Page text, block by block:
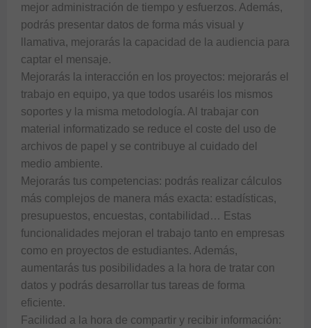
mejor administración de tiempo y esfuerzos. Además,
podrás presentar datos de forma más visual y
llamativa, mejorarás la capacidad de la audiencia para
captar el mensaje.
Mejorarás la interacción en los proyectos: mejorarás el
trabajo en equipo, ya que todos usaréis los mismos
soportes y la misma metodología. Al trabajar con
material informatizado se reduce el coste del uso de
archivos de papel y se contribuye al cuidado del
medio ambiente.
Mejorarás tus competencias: podrás realizar cálculos
más complejos de manera más exacta: estadísticas,
presupuestos, encuestas, contabilidad… Estas
funcionalidades mejoran el trabajo tanto en empresas
como en proyectos de estudiantes. Además,
aumentarás tus posibilidades a la hora de tratar con
datos y podrás desarrollar tus tareas de forma
eficiente.
Facilidad a la hora de compartir y recibir información: